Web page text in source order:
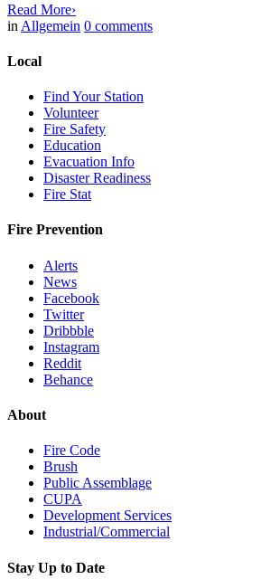
Read More›
in Allgemein 0 comments
Local
Find Your Station
Volunteer
Fire Safety
Education
Evacuation Info
Disaster Readiness
Fire Stat
Fire Prevention
Alerts
News
Facebook
Twitter
Dribbble
Instagram
Reddit
Behance
About
Fire Code
Brush
Public Assemblage
CUPA
Development Services
Industrial/Commercial
Stay Up to Date